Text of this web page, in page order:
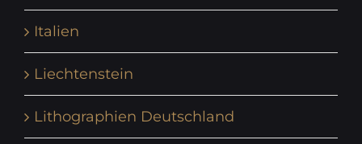
Italien
Liechtenstein
Lithographien Deutschland